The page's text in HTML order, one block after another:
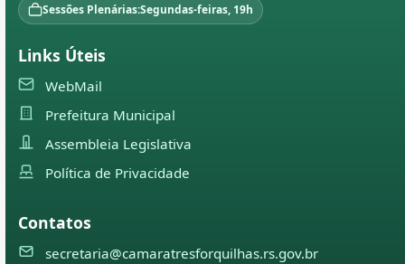
Sessões Plenárias:Segundas-feiras, 19h
Links Úteis
WebMail
Prefeitura Municipal
Assembleia Legislativa
Política de Privacidade
Contatos
secretaria@camaratresforquilhas.rs.gov.br